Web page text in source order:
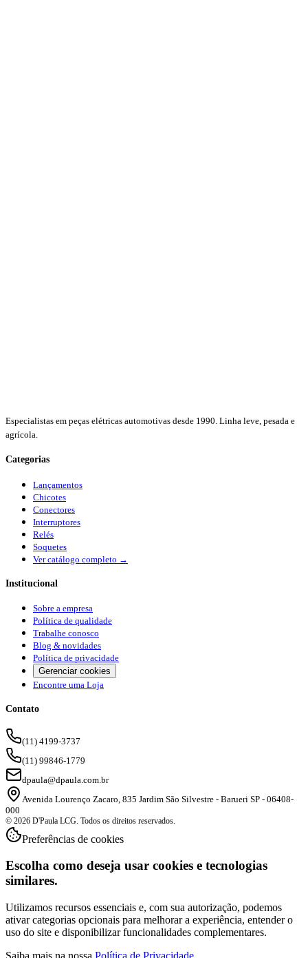
Especialistas em peças elétricas automotivas desde 1990. Linha leve, pesada e
agrícola.
Categorias
Lançamentos
Chicotes
Conectores
Interruptores
Relés
Soquetes
Ver catálogo completo →
Institucional
Sobre a empresa
Política de qualidade
Trabalhe conosco
Blog & novidades
Política de privacidade
Gerenciar cookies
Encontre uma Loja
Contato
(11) 4199-3737
(11) 99846-1779
dpaula@dpaula.com.br
Avenida Lourenço Zacaro, 835 Jardim São Silvestre - Barueri SP - 06408-
000
© 2026 D'Paula LCG. Todos os direitos reservados.
Preferências de cookies
Escolha como deseja usar cookies e tecnologias
similares.
Utilizamos recursos essenciais e, com sua autorização, podemos
ativar categorias opcionais para melhorar a experiência, entender o
uso do site e disponibilizar funcionalidades complementares.
Saiba mais na nossa Política de Privacidade